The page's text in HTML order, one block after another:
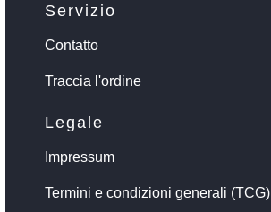
Servizio
Contatto
Traccia l'ordine
Legale
Impressum
Termini e condizioni generali (TCG)